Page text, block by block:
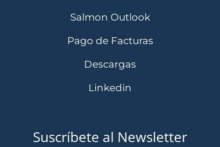
Salmon Outlook
Pago de Facturas
Descargas
Linkedin
Suscríbete al Newsletter